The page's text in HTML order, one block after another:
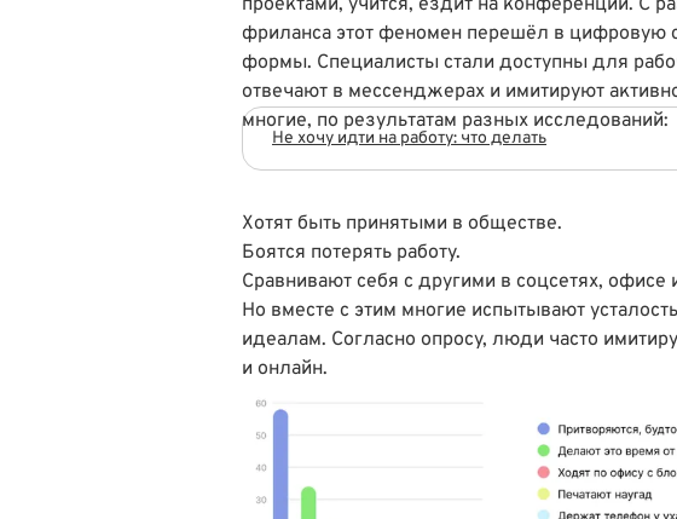
фриланса этот феномен перешёл в цифровую
формы. Специалисты стали доступны для
отвечают в мессенджерах и имитируют
многие, по результатам разных исследований:
Не хочу идти на работу: что делать
Хотят быть принятыми в обществе.
Боятся потерять работу.
Сравнивают себя с другими в соцсетях, офисе
Но вместе с этим многие испытывают
идеалам. Согласно опросу, люди часто
и онлайн.